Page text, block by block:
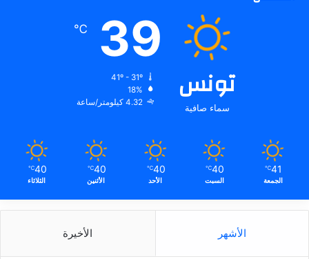
تونس
سماء صافية
39
℃
18%
4.32 كيلومتر/ساعة
41
℃
الجمعة
40
℃
السبت
40
℃
الأحد
40
℃
الأثنين
40
℃
الثلاثاء
الأشهر الأخيرة